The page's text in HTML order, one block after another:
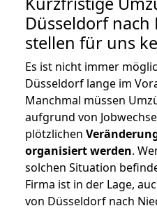
Düsseldorf nach
stellen für uns
Es ist nicht immer
Düsseldorf lange im
Manchmal müssen
aufgrund von
plötzlichen
organisiert werden.
solchen Situation
Firma ist in der Lage,
von Düsseldorf nach